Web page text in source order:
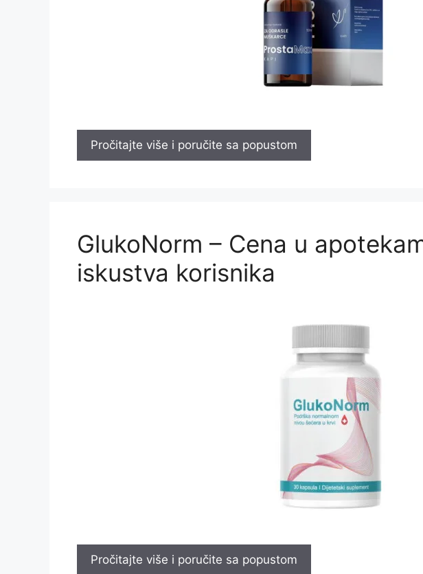
Pročitajte više i poručite sa popustom
GlukoNorm – Cena u
iskustva korisnika
Pročitajte više i poručite sa popustom